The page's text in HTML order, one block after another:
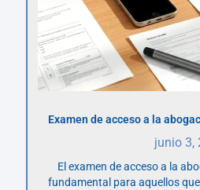
Examen de acceso a la
junio 3,
El examen de acceso a la
fundamental para aquellos